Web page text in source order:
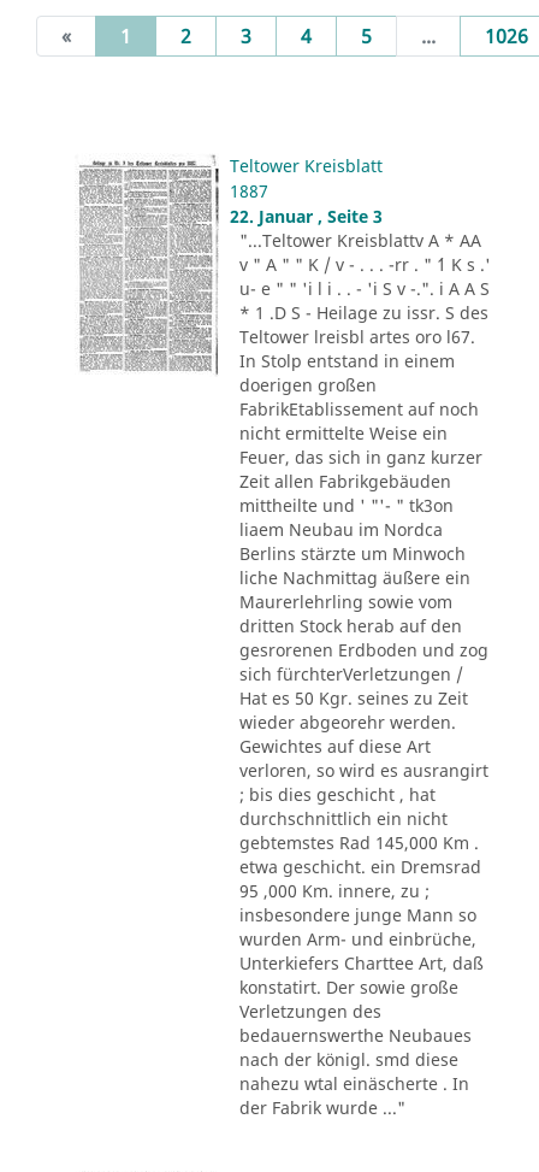
« 1 (current)
2 3 4 5 ... 1026
Teltower Kreisblatt
1887
22. Januar , Seite 3
"...Teltower Kreisblattv A * AA
v " A " " K / v - . . . -rr . " ´1 K s .'
u- e " " 'i l i . . - 'i S v -.". i A A S
* 1 .D S - Heilage zu issr. S des
Teltower lreisbl artes oro l67.
In Stolp entstand in einem
doerigen großen
FabrikEtablissement auf noch
nicht ermittelte Weise ein
Feuer, das sich in ganz kurzer
Zeit allen Fabrikgebäuden
mittheilte und ' "'- " tk3on
liaem Neubau im Nordca
Berlins stärzte um Minwoch
liche Nachmittag äußere ein
Maurerlehrling sowie vom
dritten Stock herab auf den
gesrorenen Erdboden und zog
sich fürchterVerletzungen /
Hat es 50 Kgr. seines zu Zeit
wieder abgeorehr werden.
Gewichtes auf diese Art
verloren, so wird es ausrangirt
; bis dies geschicht , hat
durchschnittlich ein nicht
gebtemstes Rad 145,000 Km .
etwa geschicht. ein Dremsrad
95 ,000 Km. innere, zu ;
insbesondere junge Mann so
wurden Arm- und einbrüche,
Unterkiefers Charttee Art, daß
konstatirt. Der sowie große
Verletzungen des
bedauernswerthe Neubaues
nach der königl. smd diese
nahezu wtal einäscherte . In
der Fabrik wurde ..."